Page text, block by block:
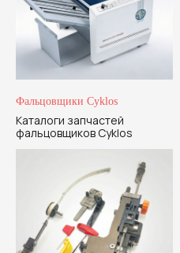
Фальцовщики Cyklos
Каталоги запчастей
фальцовщиков Cyklos